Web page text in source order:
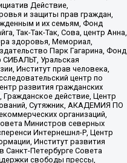
Действие,
и защиты прав граждан,
и их семьям, Фонд
Так-Так-Так, Сова, центр Анна,
здоровья, Мемориал,
Парк Гагарина, Фонд
Уральская
Институт прав человека,
центр по
развития гражданских
Гражданское действие, Центр
Сутяжник, АКАДЕМИЯ ПО
организаций,
Министров северных
Интернешнл-Р, Центр
Институт развития
Санкт-Петербурге Совета
свободы прессы,